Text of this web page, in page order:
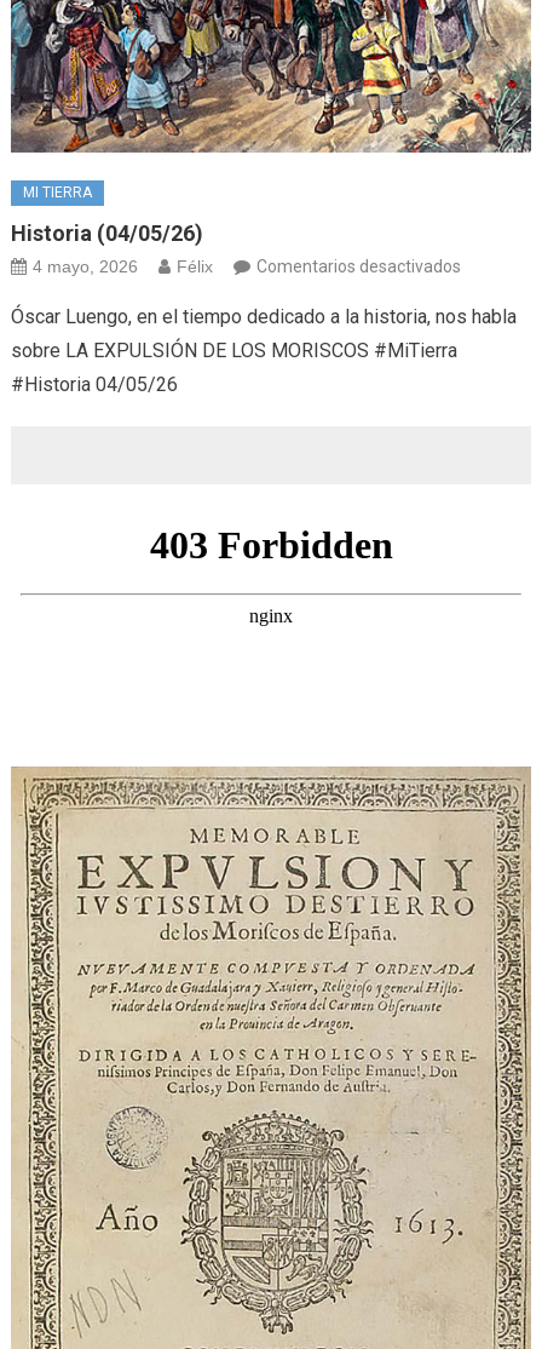
MI TIERRA
Historia (04/05/26)
4 mayo, 2026 Félix Comentarios desactivadosen
(04/05/
Óscar Luengo, en el tiempo dedicado a la historia, nos habla
sobre LA EXPULSIÓN DE LOS MORISCOS #MiTierra
#Historia 04/05/26